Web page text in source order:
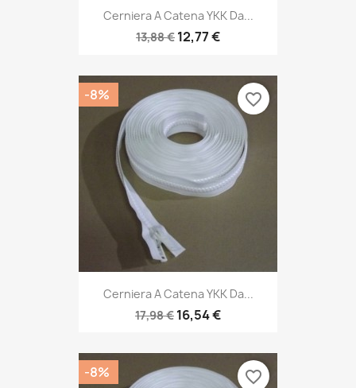
Cerniera A Catena YKK Da...
13,88 € 12,77 €
Cerniera A Catena YKK Da...
17,98 € 16,54 €
-8% favorite_border
-8% favorite_border